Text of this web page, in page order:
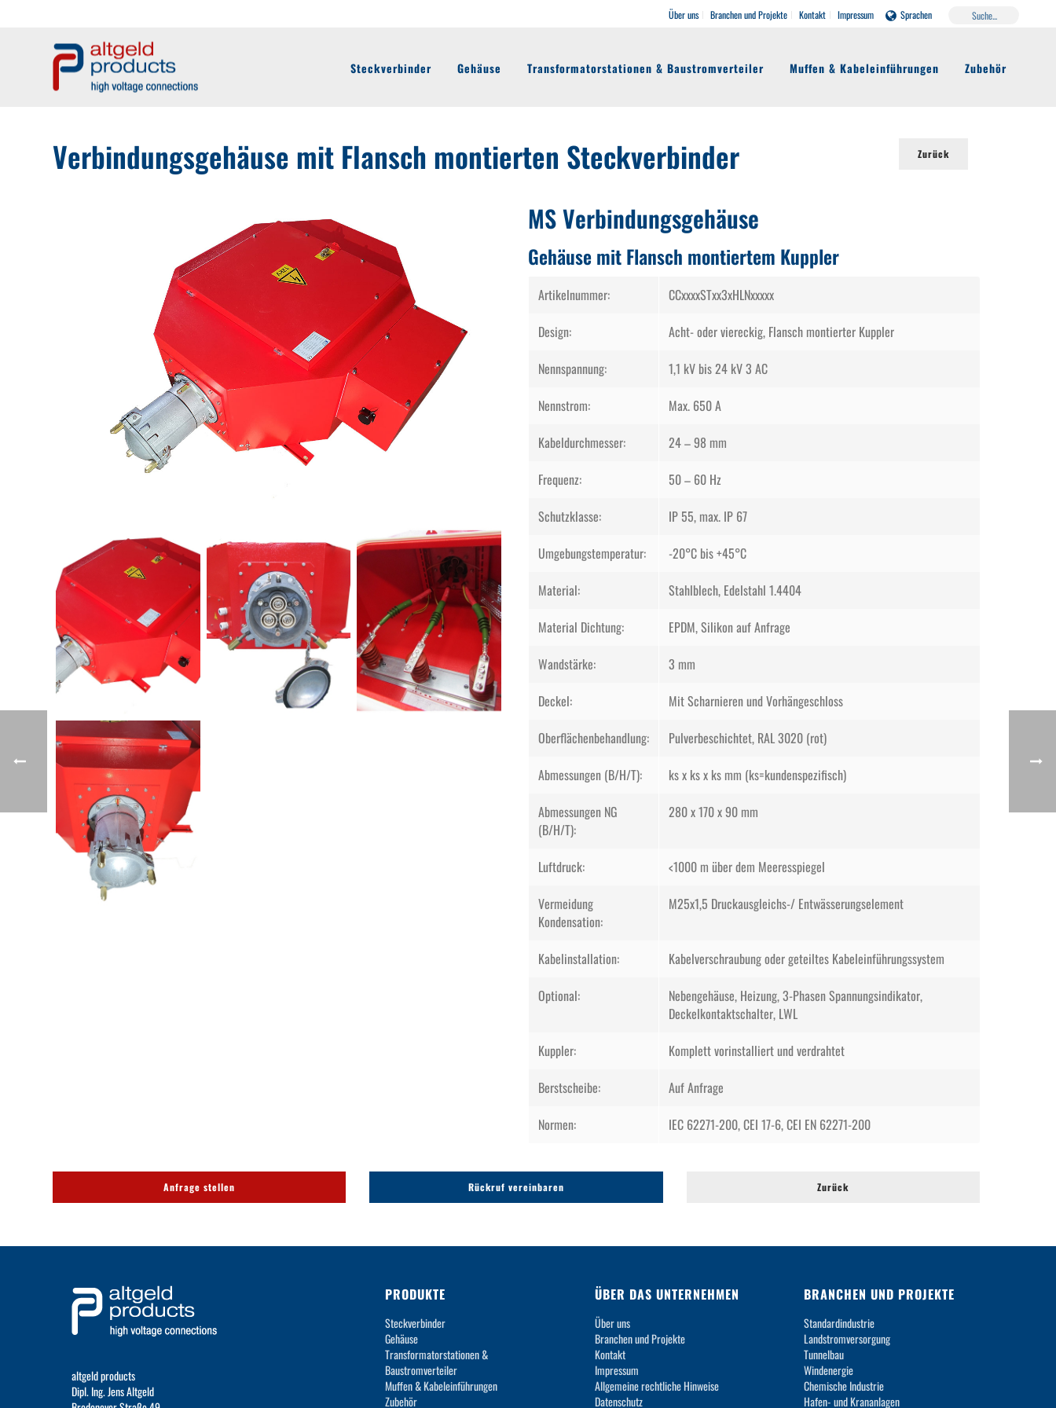
Über uns Branchen und Projekte Kontakt Impressum Sprachen
Steckverbinder Gehäuse Transformatorstationen & Baustromverteiler Muffen & Kabeleinführungen Zubehör
Verbindungsgehäuse mit Flansch montierten Steckverbinder Zurück
MS Verbindungsgehäuse
Gehäuse mit Flansch montiertem Kuppler
Artikelnummer:
CCxxxxSTxx3xHLNxxxxx
Design:
Acht- oder viereckig, Flansch montierter Kuppler
Nennspannung:
1,1 kV bis 24 kV 3 AC
Nennstrom:
Max. 650 A
Kabeldurchmesser:
24 – 98 mm
Frequenz:
50 – 60 Hz
Schutzklasse:
IP 55, max. IP 67
Umgebungstemperatur:
-20°C bis +45°C
Material:
Stahlblech, Edelstahl 1.4404
Material Dichtung:
EPDM, Silikon auf Anfrage
Wandstärke:
3 mm
Deckel:
Mit Scharnieren und Vorhängeschloss
Oberflächenbehandlung:
Pulverbeschichtet, RAL 3020 (rot)
Abmessungen (B/H/T):
ks x ks x ks mm (ks=kundenspezifisch)
Abmessungen NG
(B/H/T):
280 x 170 x 90 mm
Luftdruck:
<1000 m über dem Meeresspiegel
Vermeidung
Kondensation:
M25x1,5 Druckausgleichs-/ Entwässerungselement
Kabelinstallation:
Kabelverschraubung oder geteiltes Kabeleinführungssystem
Optional:
Nebengehäuse, Heizung, 3-Phasen Spannungsindikator,
Deckelkontaktschalter, LWL
Kuppler:
Komplett vorinstalliert und verdrahtet
Berstscheibe:
Auf Anfrage
Normen:
IEC 62271-200, CEI 17-6, CEI EN 62271-200
Anfrage stellen Rückruf vereinbaren Zurück
altgeld products
Dipl. Ing. Jens Altgeld
PRODUKTE
Steckverbinder
Gehäuse
Transformatorstationen &
Baustromverteiler
Muffen & Kabeleinführungen
Zubehör
ÜBER DAS UNTERNEHMEN
Über uns
Branchen und Projekte
Kontakt
Impressum
Allgemeine rechtliche Hinweise
Datenschutz
BRANCHEN UND PROJEKTE
Standardindustrie
Landstromversorgung
Tunnelbau
Windenergie
Chemische Industrie
Hafen- und Krananlagen